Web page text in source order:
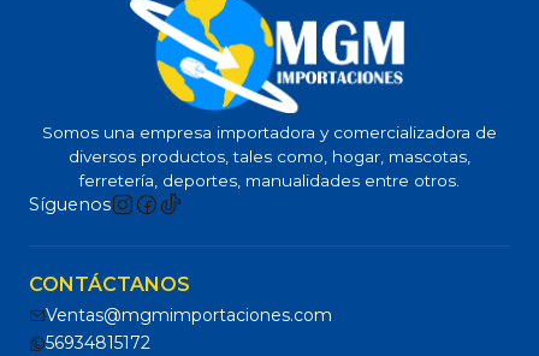
Somos una empresa importadora y comercializadora de
diversos productos, tales como, hogar, mascotas,
ferretería, deportes, manualidades entre otros.
Síguenos
CONTÁCTANOS
Ventas@mgmimportaciones.com
56934815172